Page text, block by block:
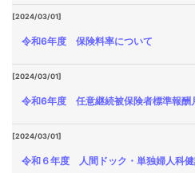
[2024/03/01]
令和6年度 保険料率について
[2024/03/01]
令和6年度 任意継続被保険者標準報酬
[2024/03/01]
令和６年度 人間ドック・単独婦人科